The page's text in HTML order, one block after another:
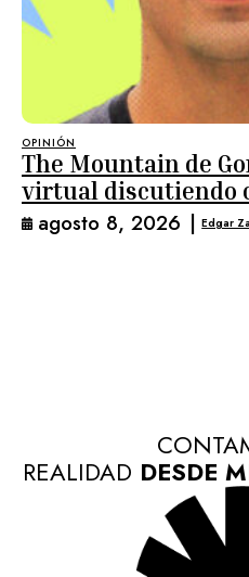
OPINIÓN
The Mountain de
virtual discutiendo
agosto 8, 2026 | Edgar
REALIDAD DESDE